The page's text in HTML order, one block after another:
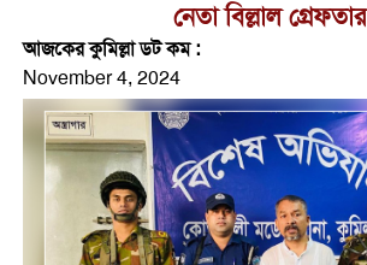
নেতা বিল্লাল গ্রেফতার
আজকের কুমিল্লা ডট কম :
November 4, 2024